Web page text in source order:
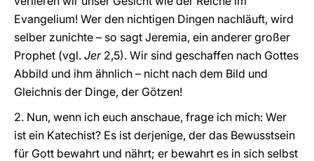
Evangelium! Wer den nichtigen Dingen nachläuft, wird
selber zunichte – so sagt Jeremia, ein anderer großer
Prophet (vgl. Jer 2,5). Wir sind geschaffen nach Gottes
Abbild und ihm ähnlich – nicht nach dem Bild und
Gleichnis der Dinge, der Götzen!
2. Nun, wenn ich euch anschaue, frage ich mich: Wer
ist ein Katechist? Es ist derjenige, der das Bewusstsein
für Gott bewahrt und nährt; er bewahrt es in sich selbst